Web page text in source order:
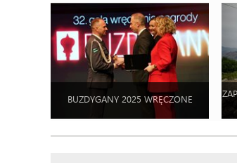
BUZDYGANY 2025 WRĘCZONE